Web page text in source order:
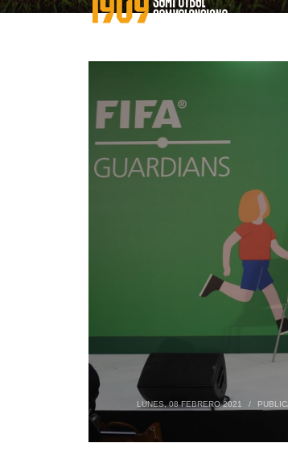
LUNES, 08 FEBRERO 2021 /